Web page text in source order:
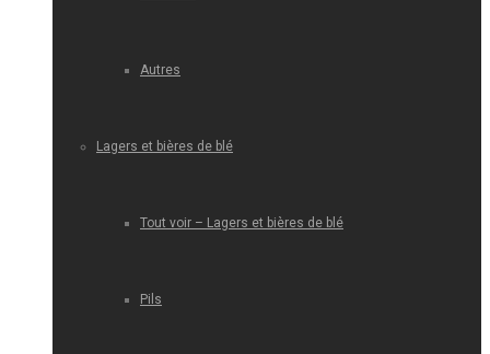
Autres
Lagers et bières de blé
Tout voir – Lagers et bières de blé
Pils